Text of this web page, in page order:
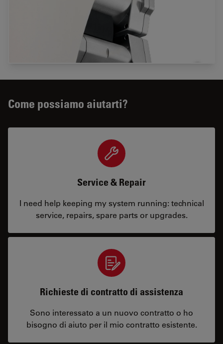
Come possiamo aiutarti?
Service & Repair
I need help keeping my system running: technical
service, repairs, spare parts or upgrades.
Richieste di contratto di assistenza
Sono interessato a un nuovo contratto o ho
bisogno di aiuto per il mio contratto esistente.